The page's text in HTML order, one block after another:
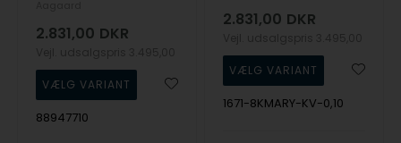
2.831,00 DKR
88947710
2.831,00 DKR
1671-8KMARY-KV-0,10